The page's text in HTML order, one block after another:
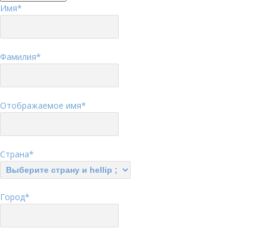
Имя*
Фамилия*
Отображаемое имя*
Страна*
Город*